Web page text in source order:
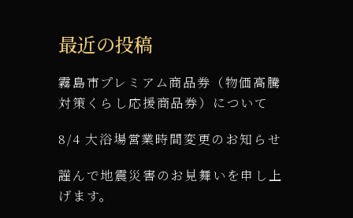
最近の投稿
霧島市プレミアム商品券（物価高騰
対策くらし応援商品券）について
8/4 大浴場営業時間変更のお知らせ
謹んで地震災害のお見舞いを申し上
げます。